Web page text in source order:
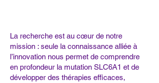
La recherche est au cœur de notre
mission : seule la connaissance alliée à
l’innovation nous permet de comprendre
en profondeur la mutation SLC6A1 et de
développer des thérapies efficaces,